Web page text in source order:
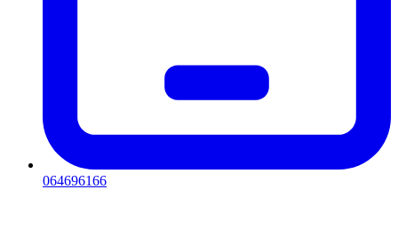
064696166